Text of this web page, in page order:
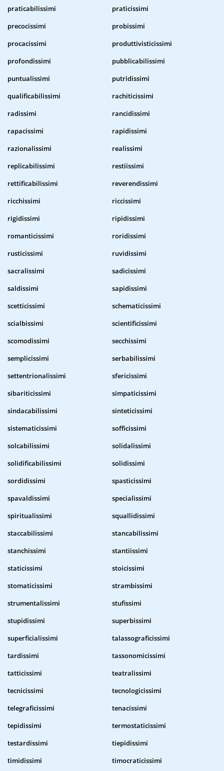
praticabilissimi
praticissimi
precocissimi
probissimi
procacissimi
produttivisticissimi
profondissimi
pubblicabilissimi
puntualissimi
putridissimi
qualificabilissimi
rachiticissimi
radissimi
rancidissimi
rapacissimi
rapidissimi
razionalissimi
realissimi
replicabilissimi
restiissimi
rettificabilissimi
reverendissimi
ricchissimi
riccissimi
rigidissimi
ripidissimi
romanticissimi
roridissimi
rusticissimi
ruvidissimi
sacralissimi
sadicissimi
saldissimi
sapidissimi
scetticissimi
schematicissimi
scialbissimi
scientificissimi
scomodissimi
secchissimi
semplicissimi
serbabilissimi
settentrionalissimi
sfericissimi
sibariticissimi
simpaticissimi
sindacabilissimi
sinteticissimi
sistematicissimi
sofficissimi
solcabilissimi
solidalissimi
solidificabilissimi
solidissimi
sordidissimi
spasticissimi
spavaldissimi
specialissimi
spiritualissimi
squallidissimi
staccabilissimi
stancabilissimi
stanchissimi
stantiissimi
staticissimi
stoicissimi
stomaticissimi
strambissimi
strumentalissimi
stufissimi
stupidissimi
superbissimi
superficialissimi
talassograficissimi
tardissimi
tassonomicissimi
tatticissimi
teatralissimi
tecnicissimi
tecnologicissimi
telegraficissimi
tenacissimi
tepidissimi
termostaticissimi
testardissimi
tiepidissimi
timidissimi
timocraticissimi